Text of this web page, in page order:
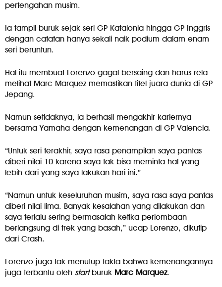
pertengahan musim.
Ia tampil buruk sejak seri GP Katalonia hingga GP Inggris
dengan catatan hanya sekali naik podium dalam enam
seri beruntun.
Hal itu membuat Lorenzo gagal bersaing dan harus rela
melihat Marc Marquez memastikan titel juara dunia di GP
Jepang.
Namun setidaknya, ia berhasil mengakhir kariernya
bersama Yamaha dengan kemenangan di GP Valencia.
“Untuk seri terakhir, saya rasa penampilan saya pantas
diberi nilai 10 karena saya tak bisa meminta hal yang
lebih dari yang saya lakukan hari ini.”
“Namun untuk keseluruhan musim, saya rasa saya pantas
diberi nilai lima. Banyak kesalahan yang dilakukan dan
saya terlalu sering bermasalah ketika perlombaan
berlangsung di trek yang basah,” ucap Lorenzo, dikutip
dari Crash.
Lorenzo juga tak menutup fakta bahwa kemenangannya
juga terbantu oleh startburuk Marc Marquez.